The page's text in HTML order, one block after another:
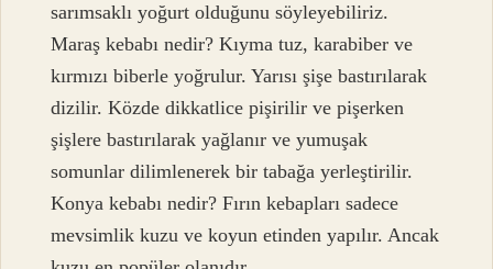
sarımsaklı yoğurt olduğunu söyleyebiliriz.
Maraş kebabı nedir? Kıyma tuz, karabiber ve
kırmızı biberle yoğrulur. Yarısı şişe bastırılarak
dizilir. Közde dikkatlice pişirilir ve pişerken
şişlere bastırılarak yağlanır ve yumuşak
somunlar dilimlenerek bir tabağa yerleştirilir.
Konya kebabı nedir? Fırın kebapları sadece
mevsimlik kuzu ve koyun etinden yapılır. Ancak